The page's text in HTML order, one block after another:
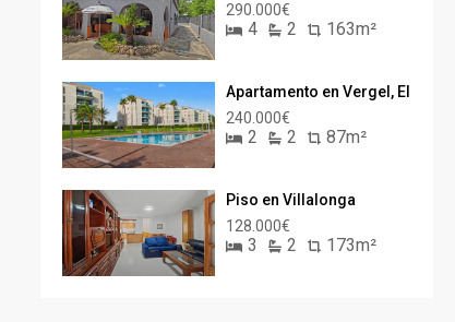
290.000€
4 2 163m²
Apartamento en Vergel, El
240.000€
2 2 87m²
Piso en Villalonga
128.000€
3 2 173m²